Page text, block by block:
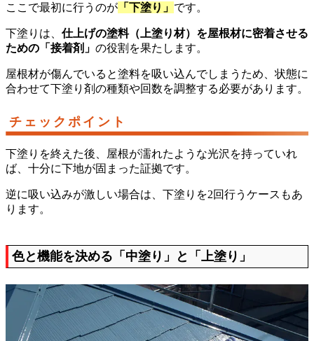
ここで最初に行うのが 「下塗り」 です。
下塗りは、 仕上げの塗料（上塗り材）を屋根材に密着させる
ための「接着剤」 の役割を果たします。
屋根材が傷んでいると塗料を吸い込んでしまうため、状態に
合わせて下塗り剤の種類や回数を調整する必要があります。
チェックポイント
下塗りを終えた後、屋根が濡れたような光沢を持っていれ
ば、十分に下地が固まった証拠です。
逆に吸い込みが激しい場合は、下塗りを2回行うケースもあ
ります。
色と機能を決める「中塗り」と「上塗り」